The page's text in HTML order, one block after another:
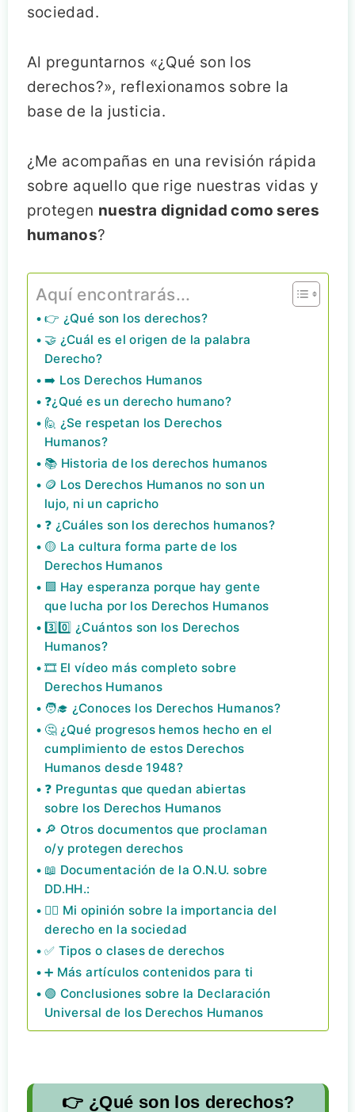
sociedad.
Al preguntarnos «¿Qué son los
derechos?», reflexionamos sobre la
base de la justicia.
¿Me acompañas en una revisión rápida
sobre aquello que rige nuestras vidas y
protegen nuestra dignidad como seres
humanos?
Aquí encontrarás...
👉 ¿Qué son los derechos?
🤝 ¿Cuál es el origen de la palabra
Derecho?
➡️ Los Derechos Humanos
❓¿Qué es un derecho humano?
🙋 ¿Se respetan los Derechos
Humanos?
📚 Historia de los derechos humanos
🪙 Los Derechos Humanos no son un
lujo, ni un capricho
❓ ¿Cuáles son los derechos humanos?
🟡 La cultura forma parte de los
Derechos Humanos
🟩 Hay esperanza porque hay gente
que lucha por los Derechos Humanos
3️⃣0️⃣ ¿Cuántos son los Derechos
Humanos?
🎞️ El vídeo más completo sobre
Derechos Humanos
🧑‍🎓 ¿Conoces los Derechos Humanos?
🤔 ¿Qué progresos hemos hecho en el
cumplimiento de estos Derechos
Humanos desde 1948?
❓ Preguntas que quedan abiertas
sobre los Derechos Humanos
🔎 Otros documentos que proclaman
o/y protegen derechos
📖 Documentación de la O.N.U. sobre
DD.HH.:
☝🏻 Mi opinión sobre la importancia del
derecho en la sociedad
✅ Tipos o clases de derechos
➕ Más artículos contenidos para ti
🟢 Conclusiones sobre la Declaración
Universal de los Derechos Humanos
👉 ¿Qué son los derechos?